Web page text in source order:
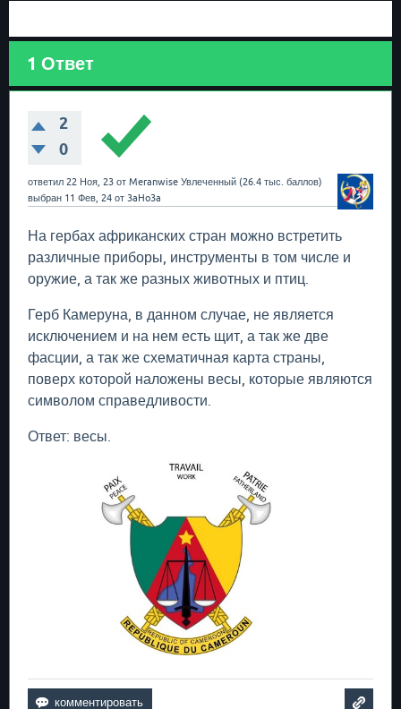
1 Ответ
2
0
ответил 22 Ноя, 23 от Meranwise Увлеченный (26.4 тыс. баллов)
выбран 11 Фев, 24 от 3aHo3a
На гербах африканских стран можно встретить
различные приборы, инструменты в том числе и
оружие, а так же разных животных и птиц.
Герб Камеруна, в данном случае, не является
исключением и на нем есть щит, а так же две
фасции, а так же схематичная карта страны,
поверх которой наложены весы, которые являются
символом справедливости.
Ответ: весы.